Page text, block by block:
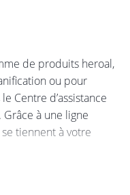
de produits heroal,
ou pour
Centre d’assistance
à une ligne
se tiennent à votre